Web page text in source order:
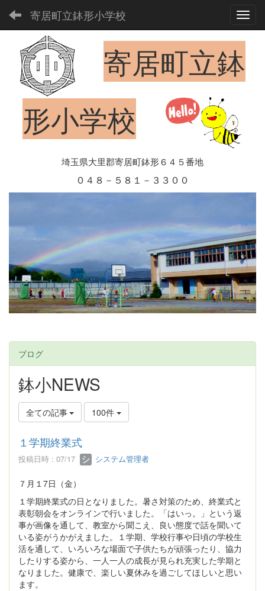
寄居町立鉢形小学校
寄居町立鉢
形小学校
埼玉県大里郡寄居町鉢形６４５番地
０４８－５８１－３３００
ブログ
鉢小NEWS
全ての記事 100件
１学期終業式
投稿日時 : 07/17 システム管理者
７月１7日（金）
１学期終業式の日となりました。暑さ対策のため、終業式と
表彰朝会をオンラインで行いました。「はいっ。」という返
事が画像を通して、教室から聞こえ、良い態度で話を聞いて
いる姿がうかがえました。１学期、学校行事や日頃の学校生
活を通して、いろいろな場面で子供たちが頑張ったり、協力
したりする姿から、一人一人の成長が見られ充実した学期と
なりました。健康で、楽しい夏休みを過ごしてほしいと思い
ます。